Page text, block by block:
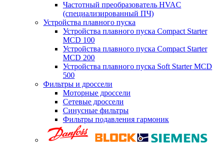
Частотный преобразователь HVAC
(специализированный ПЧ)
Устройства плавного пуска
Устройства плавного пуска Compact Starter
MCD 100
Устройства плавного пуска Compact Starter
MCD 200
Устройства плавного пуска Soft Starter MCD
500
Фильтры и дроссели
Моторные дроссели
Сетевые дроссели
Синусные фильтры
Фильтры подавления гармоник